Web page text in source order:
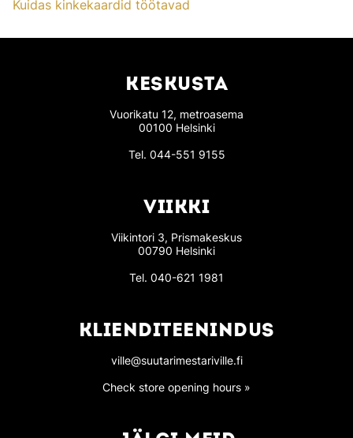
Kuidas kinkekaardid töötavad
KESKUSTA
Vuorikatu 12, metroasema
00100 Helsinki
Tel. 044-551 9155
VIIKKI
Viikintori 3, Prismakeskus
00790 Helsinki
Tel. 040-621 1981
KLIENDITEENINDUS
ville@suutarimestariville.fi
Check store opening hours »